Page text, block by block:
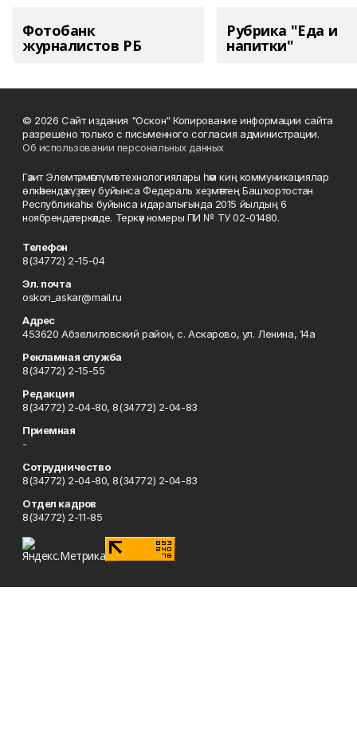
Фотобанк
журналистов РБ
Рубрика "Еда и
напитки"
© 2026 Сайт издания "Оскон" Копирование информации сайта
разрешено только с письменного согласия администрации.
Об использовании персональных данных
Гәзит Элемтә, мәғлүмәт технологиялары һәм киң коммуникациялар
өлкәһендә күҙәтеү буйынса Федераль хеҙмәттең Башҡортостан
Республикаһы буйынса идаралығында 2015 йылдың 6
ноябрендә теркәлде. Теркәү номеры ПИ № ТУ 02-01480.
Телефон
8(34772) 2-15-04
Эл. почта
oskon_askar@mail.ru
Адрес
453620 Абзелиловский район, с. Аскарово, ул. Ленина, 14а
Рекламная служба
8(34772) 2-15-55
Редакция
8(34772) 2-04-80, 8(34772) 2-04-83
Приемная
-
Сотрудничество
8(34772) 2-04-80, 8(34772) 2-04-83
Отдел кадров
8(34772) 2-11-85